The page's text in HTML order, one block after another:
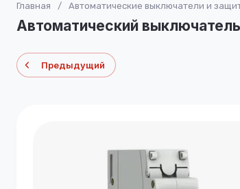
Главная / Автоматические выключатели и
Автоматический
Предыдущий